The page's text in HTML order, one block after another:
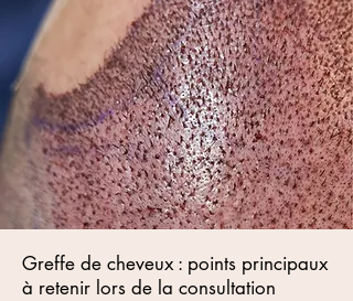
Greffe de cheveux : points principaux
à retenir lors de la consultation